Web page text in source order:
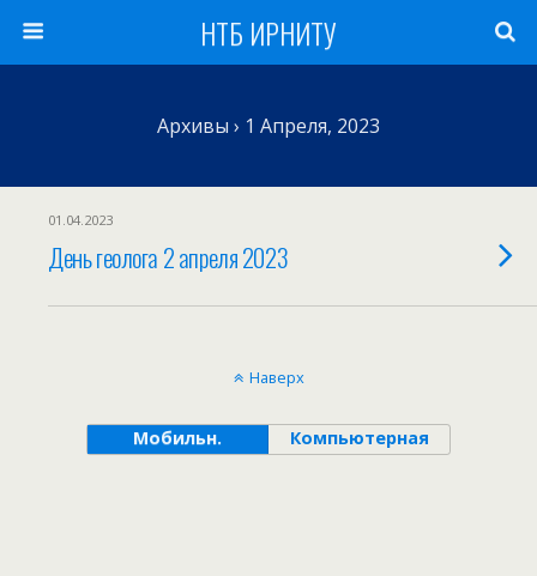
НТБ ИРНИТУ
Архивы › 1 Апреля, 2023
01.04.2023
День геолога 2 апреля 2023
Наверх
Мобильн. Компьютерная